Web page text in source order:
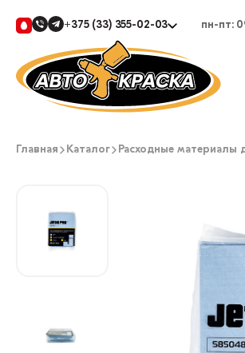
+375 (33) 355-02-03 пн-пт:
Главная Каталог Расходные материалы